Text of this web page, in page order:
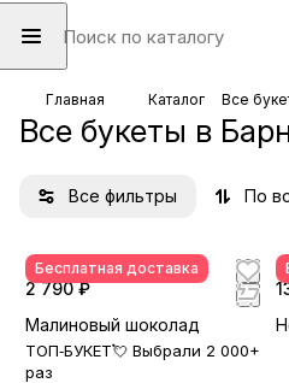
Главная Каталог Все
Все букеты в
Все фильтры
Бесплатная доставка
2 790 ₽
Малиновый шоколад
ТОП‑БУКЕТ💘 Выбрали 2 000+
раз